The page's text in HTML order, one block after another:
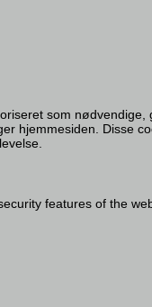
som nødvendige,
hjemmesiden. Disse
features of the